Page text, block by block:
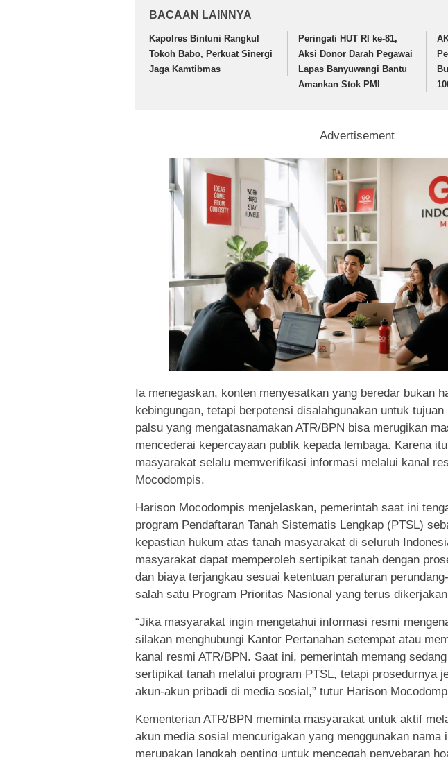
BACAAN LAINNYA
Kapolres Bintuni Rangkul
Tokoh Babo, Perkuat Sinergi
Jaga Kamtibmas
Peringati HUT RI ke-81,
Aksi Donor Darah Pegawai
Lapas Banyuwangi Bantu
Amankan Stok PMI
Advertisement
Ia menegaskan, konten menyesatkan yang beredar bukan
kebingungan, tetapi berpotensi disalahgunakan untuk tujuan
palsu yang mengatasnamakan ATR/BPN bisa merugikan
mencederai kepercayaan publik kepada lembaga. Karena
masyarakat selalu memverifikasi informasi melalui kanal
Mocodompis.
Harison Mocodompis menjelaskan, pemerintah saat ini
program Pendaftaran Tanah Sistematis Lengkap (PTSL)
kepastian hukum atas tanah masyarakat di seluruh
masyarakat dapat memperoleh sertipikat tanah dengan
dan biaya terjangkau sesuai ketentuan peraturan
salah satu Program Prioritas Nasional yang terus
“Jika masyarakat ingin mengetahui informasi resmi
silakan menghubungi Kantor Pertanahan setempat atau
kanal resmi ATR/BPN. Saat ini, pemerintah memang
sertipikat tanah melalui program PTSL, tetapi prosedurnya
akun-akun pribadi di media sosial,” tutur Harison
Kementerian ATR/BPN meminta masyarakat untuk aktif
akun media sosial mencurigakan yang menggunakan nama
merupakan langkah penting untuk mencegah penyebaran